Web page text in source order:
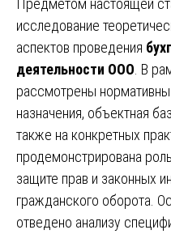
Предметом настоящей
исследование
аспектов проведения
деятельности ООО . В
рассмотрены
назначения, объектная
также на конкретных
продемонстрирована
защите прав и законных
гражданского оборота.
отведено анализу